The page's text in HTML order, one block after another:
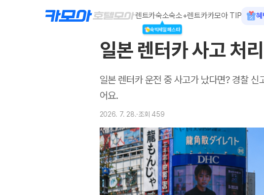
렌트카숙소
숙박세일페스타
숙소+렌트카카모아 TIP 혜
일본 렌터카 사고 처
일본 렌터카 운전 중 사고가 났다면? 경찰
어요.
2026. 7. 28.·조회 459